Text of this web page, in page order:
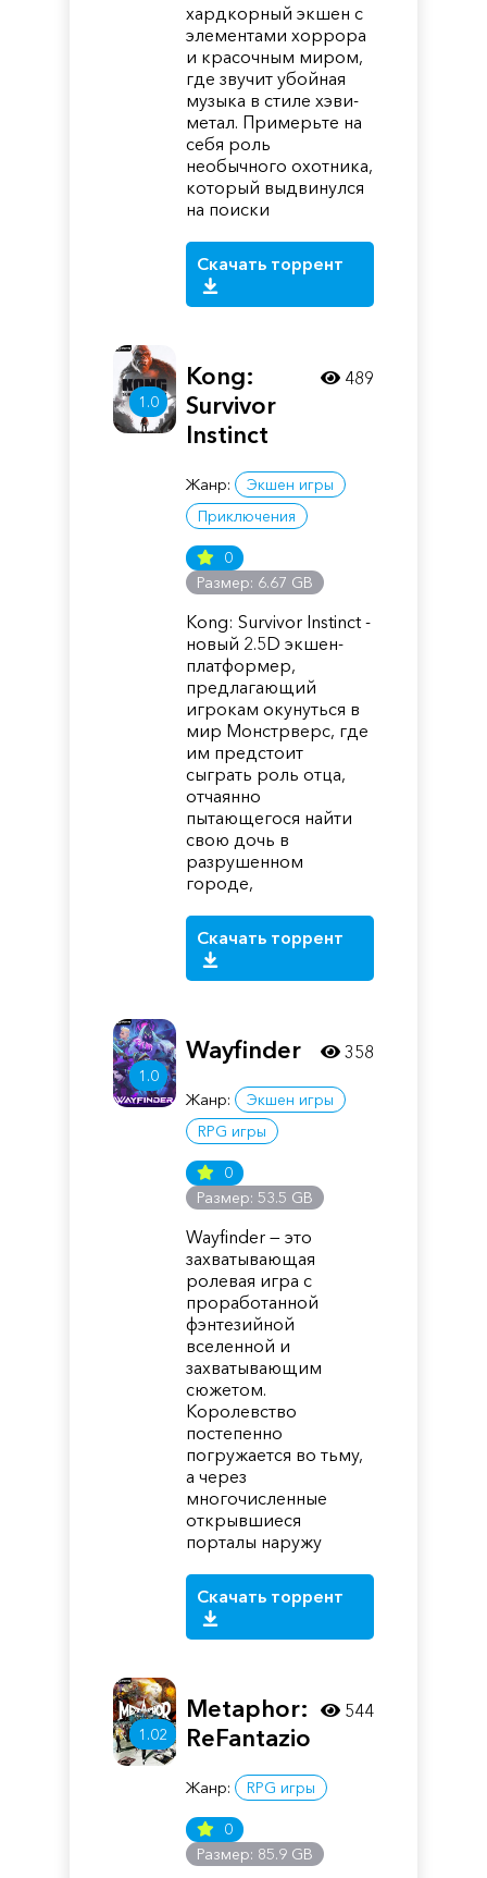
хардкорный экшен с
элементами хоррора
и красочным миром,
где звучит убойная
музыка в стиле хэви-
метал. Примерьте на
себя роль
необычного охотника,
который выдвинулся
на поиски
Скачать торрент
1.0
Kong:
Survivor
Instinct
Жанр:
Экшен игры
Приключения
0
Размер: 6.67 GB
Kong: Survivor Instinct -
новый 2.5D экшен-
платформер,
предлагающий
игрокам окунуться в
мир Монстрверс, где
им предстоит
сыграть роль отца,
отчаянно
пытающегося найти
свою дочь в
разрушенном
городе,
Скачать торрент
489
1.0
Wayfinder
Жанр:
Экшен игры
RPG игры
0
Размер: 53.5 GB
Wayfinder — это
захватывающая
ролевая игра с
проработанной
фэнтезийной
вселенной и
захватывающим
сюжетом.
Королевство
постепенно
погружается во тьму,
а через
многочисленные
открывшиеся
порталы наружу
Скачать торрент
358
1.02
Metaphor:
ReFantazio
Жанр: RPG игры
0
Размер: 85.9 GB
544